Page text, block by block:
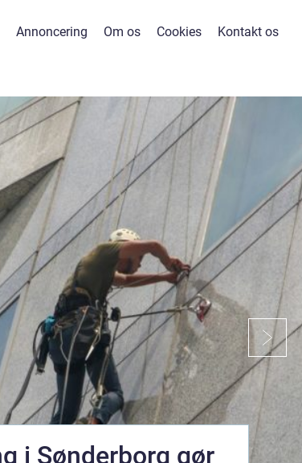
Annoncering Om os Cookies Kontakt os
i Sønderborg gør